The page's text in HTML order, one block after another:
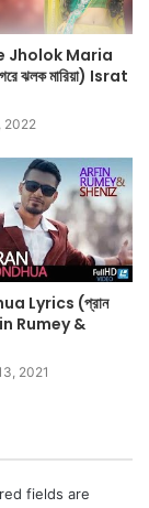
Jholok Maria
ঝলক মারিয়া) Israt
2022
Lyrics (প্রান
Rumey &
2021
fields are